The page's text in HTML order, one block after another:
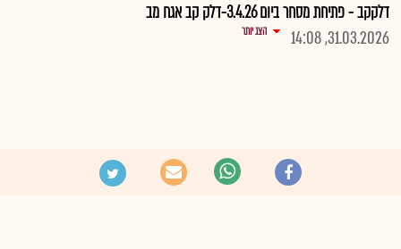
דלקקב - פתיחת מסחר ביום 3.4.26-דלק קב אגח מב
31.03.2026, 14:08
הצג יותר